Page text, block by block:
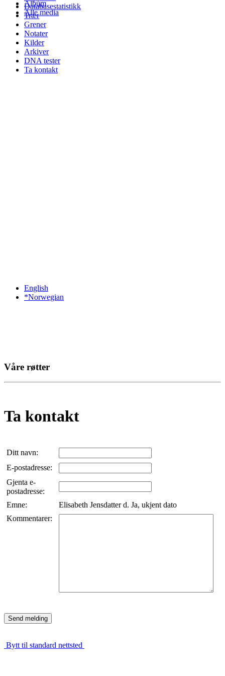
Album
Alle media
Databasestatistikk
Trær
Grener
Notater
Kilder
Arkiver
DNA tester
Ta kontakt
English
*Norwegian
Våre røtter
Ta kontakt
Ditt navn:
E-postadresse:
Gjenta e-
postadresse:
Emne:
Elisabeth Jensdatter d. Ja, ukjent dato
Kommentarer:
Bytt til standard nettsted